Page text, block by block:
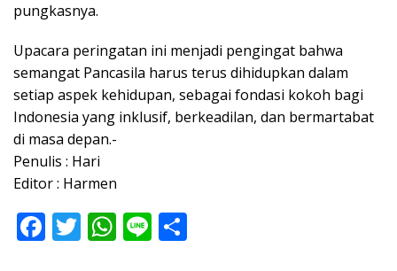
pungkasnya.
Upacara peringatan ini menjadi pengingat bahwa
semangat Pancasila harus terus dihidupkan dalam
setiap aspek kehidupan, sebagai fondasi kokoh bagi
Indonesia yang inklusif, berkeadilan, dan bermartabat
di masa depan.-
Penulis : Hari
Editor : Harmen
F T W Li